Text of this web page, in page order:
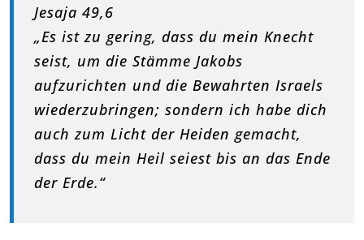
Jesaja 49,6
„Es ist zu gering, dass du mein Knecht
seist, um die Stämme Jakobs
aufzurichten und die Bewahrten Israels
wiederzubringen; sondern ich habe dich
auch zum Licht der Heiden gemacht,
dass du mein Heil seiest bis an das Ende
der Erde.“